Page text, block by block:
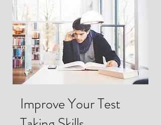
Improve Your Test